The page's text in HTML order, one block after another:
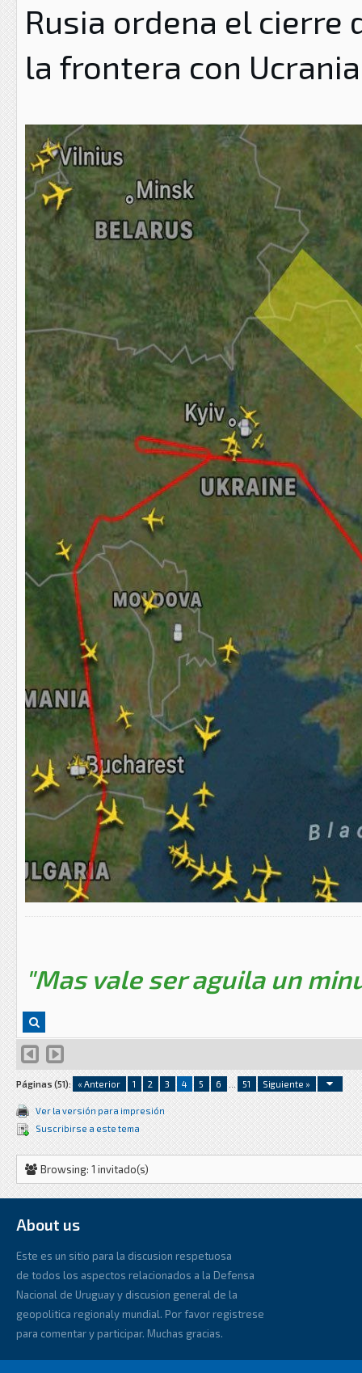
Rusia ordena el cierre
la frontera con
"Mas vale ser aguila un
Páginas (51): « Anterior 1 2 3 4 5 6 ... 51 Siguiente »
Ver la versión para impresión
Suscribirse a este tema
Browsing: 1 invitado(s)
About us
Este es un sitio para la discusion respetuosa
de todos los aspectos relacionados a la Defensa
Nacional de Uruguay y discusion general de la
geopolitica regionaly mundial. Por favor registrese
para comentar y participar. Muchas gracias.